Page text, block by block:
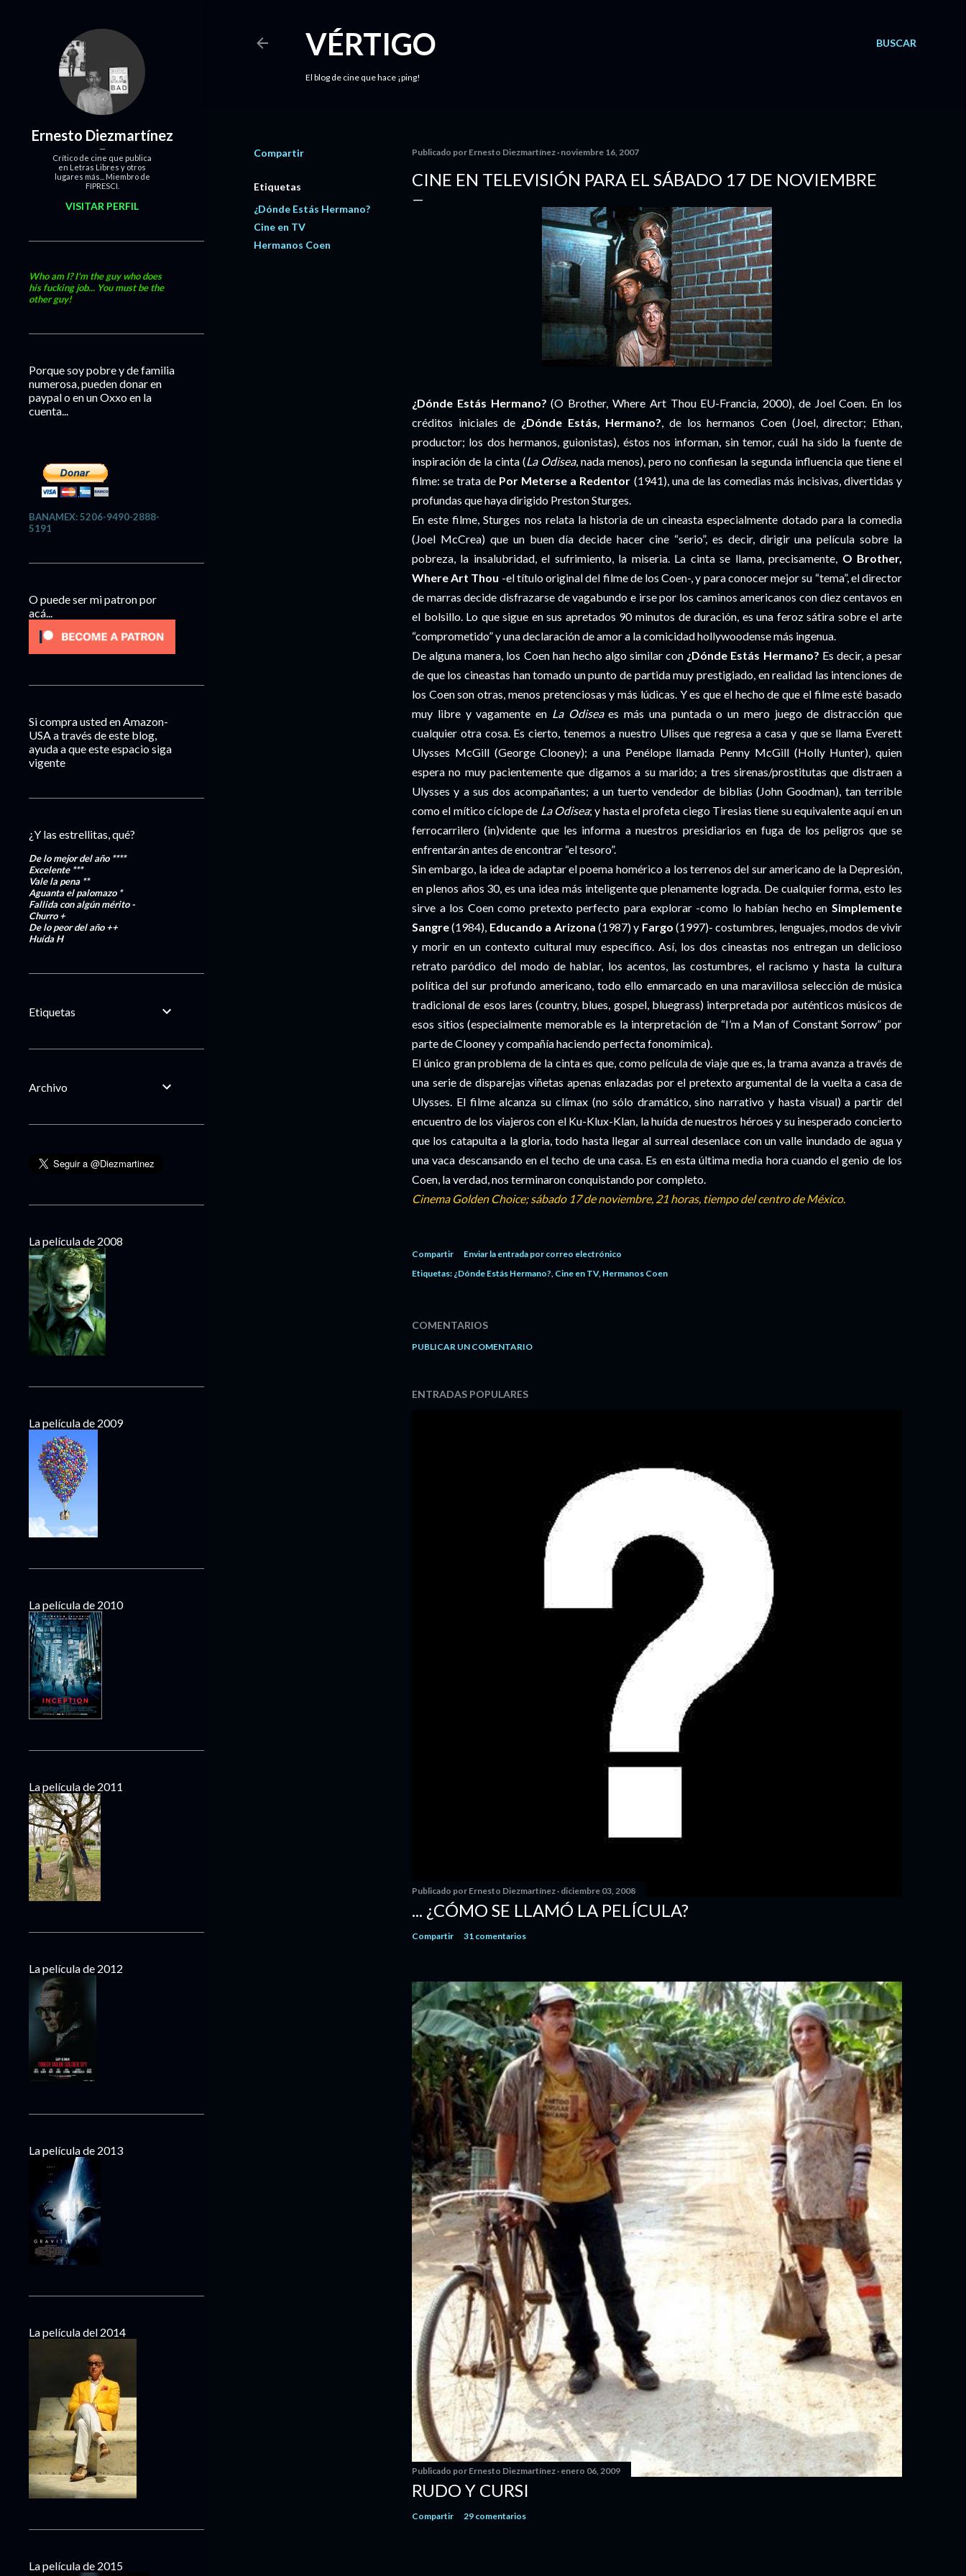
BUSCAR
VÉRTIGO
El blog de cine que hace ¡ping!
Compartir
Etiquetas
¿Dónde Estás Hermano?
Cine en TV
Hermanos Coen
Publicado por Ernesto Diezmartínez noviembre 16, 2007
CINE EN TELEVISIÓN PARA EL SÁBADO 17 DE NOVIEMBRE
¿Dónde Estás Hermano? (O Brother, Where Art Thou EU-Francia, 2000), de Joel Coen. En los
créditos iniciales de ¿Dónde Estás, Hermano?, de los hermanos Coen (Joel, director; Ethan,
productor; los dos hermanos, guionistas), éstos nos informan, sin temor, cuál ha sido la fuente de
inspiración de la cinta (La Odisea, nada menos), pero no confiesan la segunda influencia que tiene el
filme: se trata de Por Meterse a Redentor (1941), una de las comedias más incisivas, divertidas y
profundas que haya dirigido Preston Sturges.
En este filme, Sturges nos relata la historia de un cineasta especialmente dotado para la comedia
(Joel McCrea) que un buen día decide hacer cine “serio”, es decir, dirigir una película sobre la
pobreza, la insalubridad, el sufrimiento, la miseria. La cinta se llama, precisamente, O Brother,
Where Art Thou -el título original del filme de los Coen-, y para conocer mejor su “tema”, el director
de marras decide disfrazarse de vagabundo e irse por los caminos americanos con diez centavos en
el bolsillo. Lo que sigue en sus apretados 90 minutos de duración, es una feroz sátira sobre el arte
“comprometido” y una declaración de amor a la comicidad hollywoodense más ingenua.
De alguna manera, los Coen han hecho algo similar con ¿Dónde Estás Hermano? Es decir, a pesar
de que los cineastas han tomado un punto de partida muy prestigiado, en realidad las intenciones de
los Coen son otras, menos pretenciosas y más lúdicas. Y es que el hecho de que el filme esté basado
muy libre y vagamente en La Odiseaes más una puntada o un mero juego de distracción que
cualquier otra cosa. Es cierto, tenemos a nuestro Ulises que regresa a casa y que se llama Everett
Ulysses McGill (George Clooney); a una Penélope llamada Penny McGill (Holly Hunter), quien
espera no muy pacientemente que digamos a su marido; a tres sirenas/prostitutas que distraen a
Ulysses y a sus dos acompañantes; a un tuerto vendedor de biblias (John Goodman), tan terrible
como el mítico cíclope de La Odisea; y hasta el profeta ciego Tiresias tiene su equivalente aquí en un
ferrocarrilero (in)vidente que les informa a nuestros presidiarios en fuga de los peligros que se
enfrentarán antes de encontrar “el tesoro”.
Sin embargo, la idea de adaptar el poema homérico a los terrenos del sur americano de la Depresión,
en plenos años 30, es una idea más inteligente que plenamente lograda. De cualquier forma, esto les
sirve a los Coen como pretexto perfecto para explorar -como lo habían hecho en Simplemente
Sangre(1984), Educando a Arizona (1987) y Fargo(1997)- costumbres, lenguajes, modos de vivir
y morir en un contexto cultural muy específico. Así, los dos cineastas nos entregan un delicioso
retrato paródico del modo de hablar, los acentos, las costumbres, el racismo y hasta la cultura
política del sur profundo americano, todo ello enmarcado en una maravillosa selección de música
tradicional de esos lares (country, blues, gospel, bluegrass) interpretada por auténticos músicos de
esos sitios (especialmente memorable es la interpretación de “I’m a Man of Constant Sorrow” por
parte de Clooney y compañía haciendo perfecta fonomímica).
El único gran problema de la cinta es que, como película de viaje que es, la trama avanza a través de
una serie de disparejas viñetas apenas enlazadas por el pretexto argumental de la vuelta a casa de
Ulysses. El filme alcanza su clímax (no sólo dramático, sino narrativo y hasta visual) a partir del
encuentro de los viajeros con el Ku-Klux-Klan, la huída de nuestros héroes y su inesperado concierto
que los catapulta a la gloria, todo hasta llegar al surreal desenlace con un valle inundado de agua y
una vaca descansando en el techo de una casa. Es en esta última media hora cuando el genio de los
Coen, la verdad, nos terminaron conquistando por completo.
Cinema Golden Choice; sábado 17 de noviembre, 21 horas, tiempo del centro de México.
Compartir
Enviar la entrada por correo electrónico
Etiquetas: ¿Dónde Estás Hermano? Cine en TV Hermanos Coen
COMENTARIOS
PUBLICAR UN COMENTARIO
ENTRADAS POPULARES
Publicado por Ernesto Diezmartínez diciembre 03, 2008
... ¿CÓMO SE LLAMÓ LA PELÍCULA?
Compartir 31 comentarios
Publicado por Ernesto Diezmartínez enero 06, 2009
RUDO Y CURSI
Compartir 29 comentarios
Ernesto Diezmartínez
Crítico de cine que publica
en Letras Libres y otros
lugares más... Miembro de
FIPRESCI.
VISITAR PERFIL
Who am I? I'm the guy who does
his fucking job... You must be the
other guy!
Porque soy pobre y de familia
numerosa, pueden donar en
paypal o en un Oxxo en la
cuenta...
BANAMEX: 5206-9490-2888-
5191
O puede ser mi patron por
acá...
Si compra usted en Amazon-
USA a través de este blog,
ayuda a que este espacio siga
vigente
¿Y las estrellitas, qué?
De lo mejor del año ****
Excelente***
Vale la pena **
Aguanta el palomazo *
Fallida con algún mérito-
Churro+
De lo peor del año++
HuídaH
Etiquetas
Archivo
La película de 2008
La película de 2009
La película de 2010
La película de 2011
La película de 2012
La película de 2013
La película del 2014
La película de 2015